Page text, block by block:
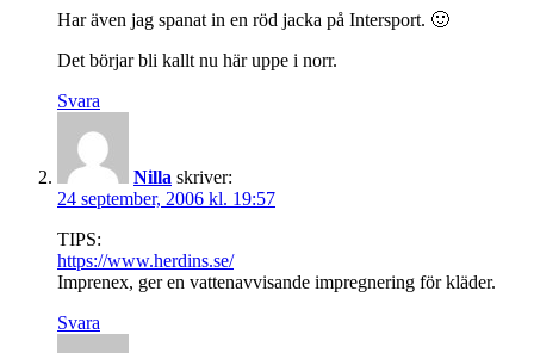
Har även jag spanat in en röd jacka på Intersport. 🙂
Det börjar bli kallt nu här uppe i norr.
Svara
Nilla skriver:
24 september, 2006 kl. 19:57
TIPS:
https://www.herdins.se/
Imprenex, ger en vattenavvisande impregnering för kläder.
Svara